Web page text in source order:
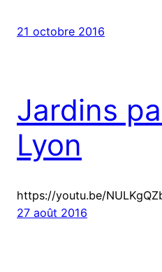
21 octobre 2016
Jardins
Lyon
https://youtu.be/
27 août 2016